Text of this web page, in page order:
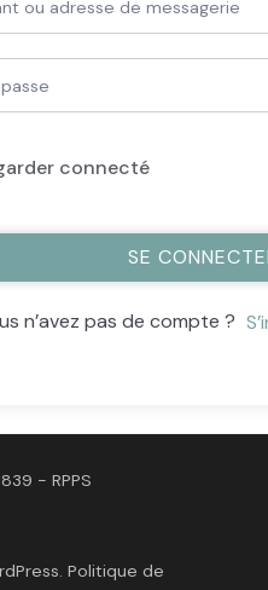
connecté
SE
n’avez pas de compte ?
- RPPS
. Politique de